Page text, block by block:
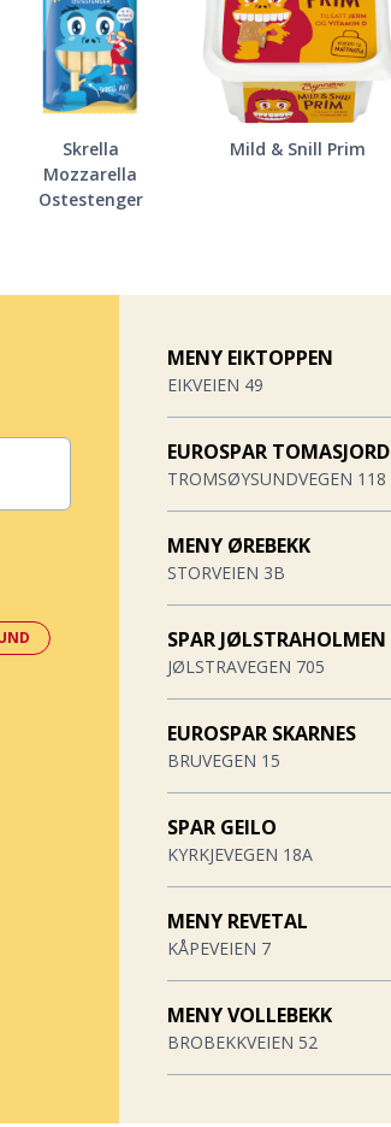
Skrella
Mozzarella
Ostestenger
Mild & Snill Prim
MENY EIKTOPPEN
EIKVEIEN 49
EUROSPAR TOMASJORD
TROMSØYSUNDVEGEN 118
MENY ØREBEKK
STORVEIEN 3B
SPAR JØLSTRAHOLMEN
JØLSTRAVEGEN 705
EUROSPAR SKARNES
BRUVEGEN 15
SPAR GEILO
KYRKJEVEGEN 18A
MENY REVETAL
KÅPEVEIEN 7
MENY VOLLEBEKK
BROBEKKVEIEN 52